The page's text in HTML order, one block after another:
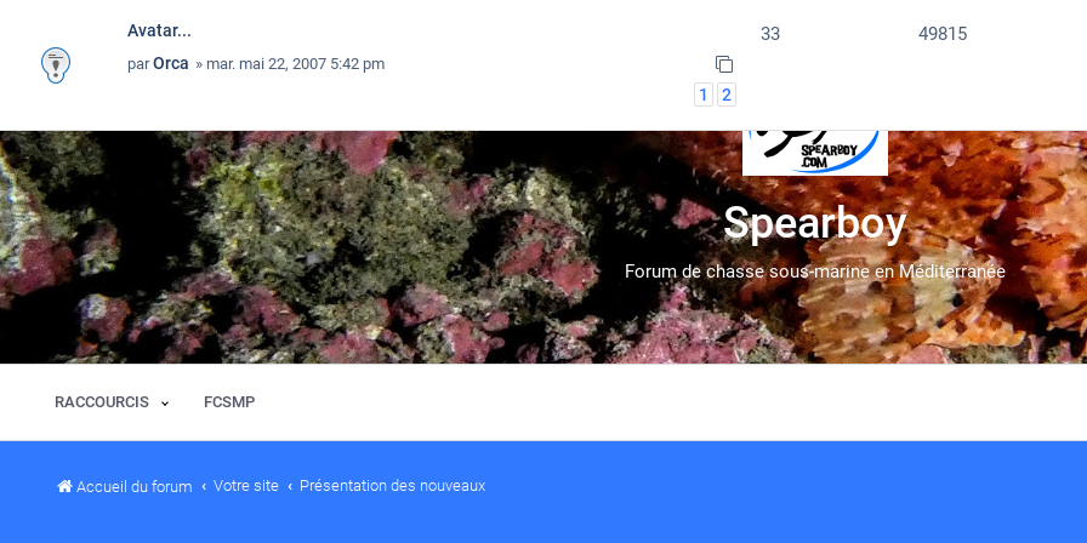
Spearboy
Forum de chasse sous-marine en Méditerranée
RACCOURCIS FCSMP
Accueil du forum Votre site Présentation des nouveaux
Avatar...
parOrca » mar. mai 22, 2007 5:42 pm
1 2
33 49815